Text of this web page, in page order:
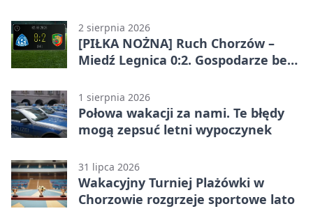
2 sierpnia 2026
[PIŁKA NOŻNA] Ruch Chorzów –
Miedź Legnica 0:2. Gospodarze bez
1 sierpnia 2026
Połowa wakacji za nami. Te błędy
mogą zepsuć letni wypoczynek
31 lipca 2026
Wakacyjny Turniej Plażówki w
Chorzowie rozgrzeje sportowe lato